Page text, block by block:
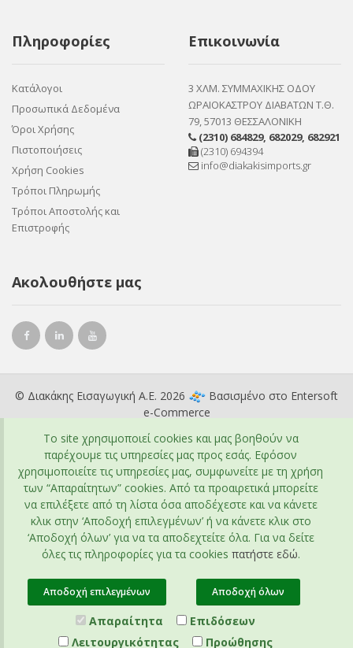
Πληροφορίες
Κατάλογοι
Προσωπικά Δεδομένα
Όροι Χρήσης
Πιστοποιήσεις
Χρήση Cookies
Τρόποι Πληρωμής
Τρόποι Αποστολής και
Επιστροφής
Επικοινωνία
3 ΧΛΜ. ΣΥΜΜΑΧΙΚΗΣ ΟΔΟΥ
ΩΡΑΙΟΚΑΣΤΡΟΥ ΔΙΑΒΑΤΩΝ Τ.Θ.
79, 57013 ΘΕΣΣΑΛΟΝΙΚΗ
(2310) 684829, 682029, 682921
(2310) 694394
info@diakakisimports.gr
Ακολουθήστε μας
© Διακάκης Εισαγωγική Α.Ε. 2026 Βασισμένο στο Entersoft
e-Commerce
To site χρησιμοποιεί cookies και μας βοηθούν να
παρέχουμε τις υπηρεσίες μας προς εσάς. Εφόσον
χρησιμοποιείτε τις υπηρεσίες μας, συμφωνείτε με τη χρήση
των “Απαραίτητων” cookies. Από τα προαιρετικά μπορείτε
να επιλέξετε από τη λίστα όσα αποδέχεστε και να κάνετε
κλικ στην ‘Αποδοχή επιλεγμένων’ ή να κάνετε κλικ στο
‘Αποδοχή όλων’ για να τα αποδεχτείτε όλα. Για να δείτε
όλες τις πληροφορίες για τα cookies πατήστε εδώ.
Αποδοχή επιλεγμένων Αποδοχή όλων
Απαραίτητα
Επιδόσεων
Λειτουργικότητας
Προώθησης